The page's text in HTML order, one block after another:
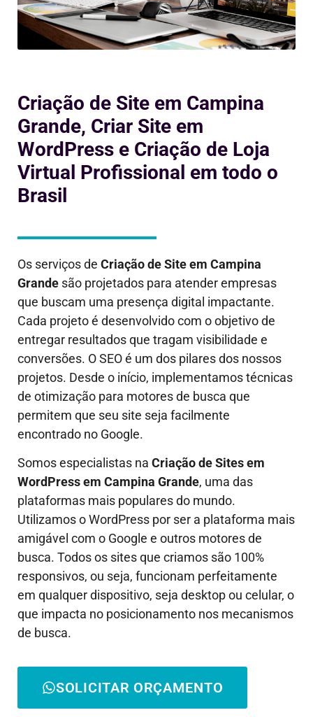
Criação de Site em Campina
Grande, Criar Site em
WordPress e Criação de Loja
Virtual Profissional em todo o
Brasil
Os serviços de Criação de Site em Campina
Grande são projetados para atender empresas
que buscam uma presença digital impactante.
Cada projeto é desenvolvido com o objetivo de
entregar resultados que tragam visibilidade e
conversões. O SEO é um dos pilares dos nossos
projetos. Desde o início, implementamos técnicas
de otimização para motores de busca que
permitem que seu site seja facilmente
encontrado no Google.
Somos especialistas na Criação de Sites em
WordPress em Campina Grande, uma das
plataformas mais populares do mundo.
Utilizamos o WordPress por ser a plataforma mais
amigável com o Google e outros motores de
busca. Todos os sites que criamos são 100%
responsivos, ou seja, funcionam perfeitamente
em qualquer dispositivo, seja desktop ou celular, o
que impacta no posicionamento nos mecanismos
de busca.
SOLICITAR ORÇAMENTO